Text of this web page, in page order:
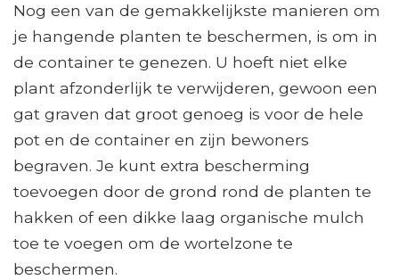
Nog een van de gemakkelijkste manieren om
je hangende planten te beschermen, is om in
de container te genezen. U hoeft niet elke
plant afzonderlijk te verwijderen, gewoon een
gat graven dat groot genoeg is voor de hele
pot en de container en zijn bewoners
begraven. Je kunt extra bescherming
toevoegen door de grond rond de planten te
hakken of een dikke laag organische mulch
toe te voegen om de wortelzone te
beschermen.